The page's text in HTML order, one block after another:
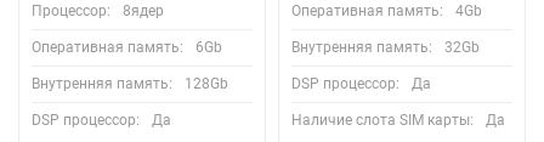
Процессор: 8ядер
Оперативная память: 6Gb
Внутренняя память: 128Gb
DSP процессор: Да
Оперативная память: 4Gb
Внутренняя память: 32Gb
DSP процессор: Да
Наличие слота SIM карты: Да